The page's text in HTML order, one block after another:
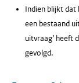
Indien blijkt dat
een bestaand
uitvraag’ heeft
gevolgd.